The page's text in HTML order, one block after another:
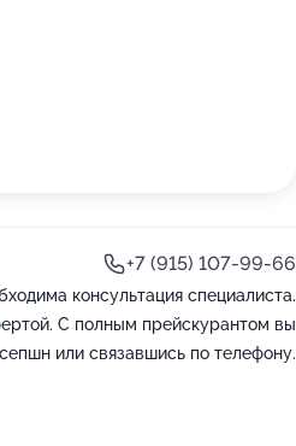
+7 (915) 107-99-66
консультация специалиста.
С полным прейскурантом вы
или связавшись по телефону.